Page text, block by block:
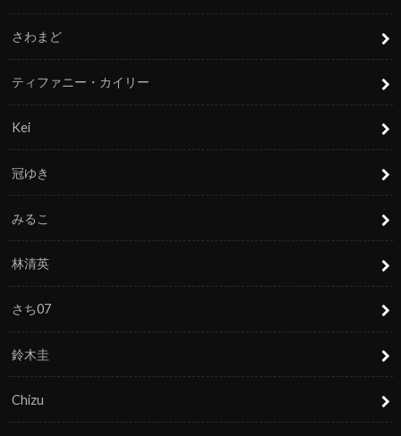
さわまど
ティファニー・カイリー
Kei
冠ゆき
みるこ
林清英
さち07
鈴木圭
Chizu